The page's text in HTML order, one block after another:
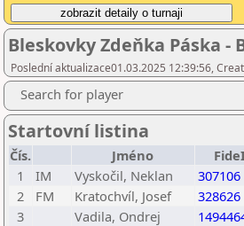
Bleskovky Zdeňka Páska -
Poslední aktualizace01.03.2025 12:39:56,
Search for player
Startovní listina
Čís. Jméno
1
IM Vyskočil, Neklan 307106
2
FM Kratochvíl, Josef 328626
3
Vadila, Ondrej